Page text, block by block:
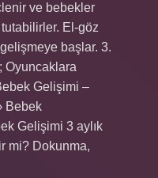
ve bebekler
tutabilirler. El-göz
başlar. 3.
Oyuncaklara
Gelişimi –
Bebek
Gelişimi 3 aylık
mi? Dokunma,